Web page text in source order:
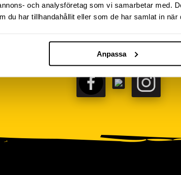
och analysföretag som vi samarbetar med.
du har tillhandahållit eller som de har samlat in
Anpassa
FÖLJ OSS PÅ SOCIALA
FACEBOOKTIKTOK